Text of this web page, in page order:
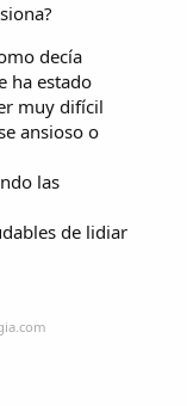
decía
ha estado
muy difícil
ansioso o
las
de lidiar